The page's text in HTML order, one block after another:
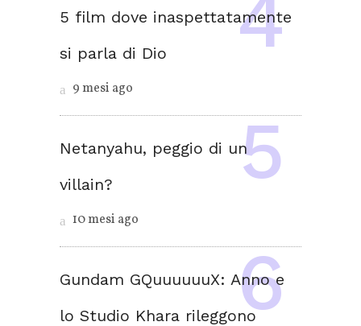
5 film dove inaspettatamente
si parla di Dio
9 mesi ago
Netanyahu, peggio di un
villain?
10 mesi ago
Gundam GQuuuuuuX: Anno e
lo Studio Khara rileggono